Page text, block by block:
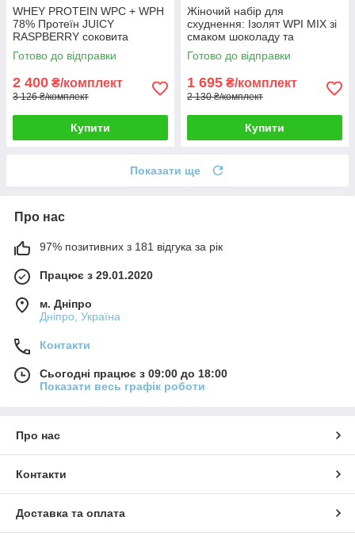
WHEY PROTEIN WPC + WPH
78% Протеїн JUICY
RASPBERRY соковита
малина 4 кг HUNGARY + 5й
кг у Подарунок!
Готово до відправки
2 400 ₴/комплект
3 126 ₴/комплект
Купити
Жіночий набір для
схуднення: Ізолят WPI MIX зі
смаком шоколаду та
жироспалювач Shape Rush
TNT Nutrition
Готово до відправки
1 695 ₴/комплект
2 130 ₴/комплект
Купити
Показати ще
Про нас
97% позитивних з 181 відгука за рік
Працює з 29.01.2020
м. Дніпро
Дніпро, Україна
Контакти
Сьогодні працює з 09:00 до 18:00
Показати весь графік роботи
Про нас
Контакти
Доставка та оплата